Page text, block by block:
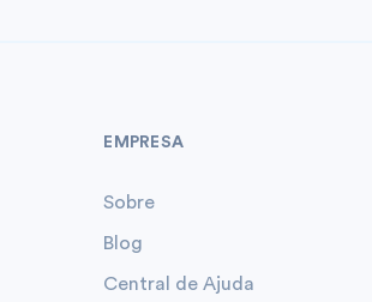
EMPRESA
Sobre
Blog
Central de Ajuda